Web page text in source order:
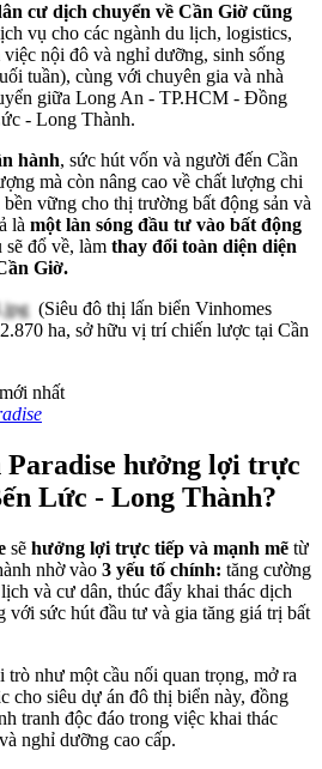
cư dịch chuyển về Cần Giờ cũng
vụ cho các ngành du lịch, logistics,
nội đô và nghỉ dưỡng, sinh sống
tuần), cùng với chuyên gia và nhà
giữa Long An - TP.HCM - Đồng
- Long Thành.
hành, sức hút vốn và người đến Cần
mà còn nâng cao về chất lượng chi
vững cho thị trường bất động sản và
là một làn sóng đầu tư vào bất động
đổ về, làm thay đổi toàn diện diện
Giờ.
(Siêu đô thị lấn biển Vinhomes
ha, sở hữu vị trí chiến lược tại Cần
nhất
Paradise hưởng lợi trực
Lức - Long Thành?
sẽ hưởng lợi trực tiếp và mạnh mẽ từ
nhờ vào 3 yếu tố chính: tăng cường
và cư dân, thúc đẩy khai thác dịch
với sức hút đầu tư và gia tăng giá trị bất
trò như một cầu nối quan trọng, mở ra
cho siêu dự án đô thị biển này, đồng
tranh độc đáo trong việc khai thác
nghỉ dưỡng cao cấp.